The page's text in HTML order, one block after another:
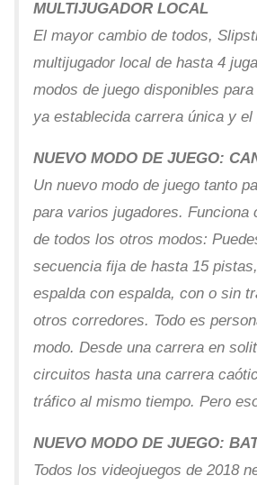
MULTIJUGADOR LOCAL
El mayor cambio de todos,
multijugador local de hasta 4
modos de juego disponibles
ya establecida carrera única y
NUEVO MODO DE JUEGO:
Un nuevo modo de juego tanto
para varios jugadores. Funciona
de todos los otros modos:
secuencia fija de hasta 15
espalda con espalda, con o sin
otros corredores. Todo es
modo. Desde una carrera en
circuitos hasta una carrera
tráfico al mismo tiempo. Pero
NUEVO MODO DE JUEGO:
Todos los videojuegos de 2018